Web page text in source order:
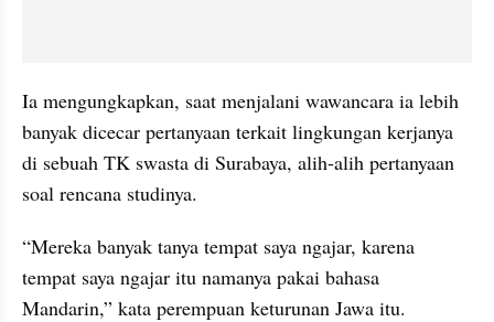
Ia mengungkapkan, saat menjalani wawancara ia lebih
banyak dicecar pertanyaan terkait lingkungan kerjanya
di sebuah TK swasta di Surabaya, alih-alih pertanyaan
soal rencana studinya.
“Mereka banyak tanya tempat saya ngajar, karena
tempat saya ngajar itu namanya pakai bahasa
Mandarin,” kata perempuan keturunan Jawa itu.